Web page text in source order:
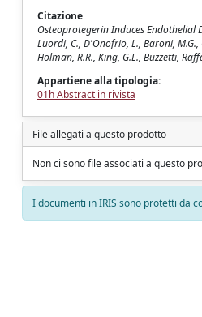
Citazione
Osteoprotegerin Induces Endothelial
Luordi, C., D'Onofrio, L., Baroni, M.G.,
Holman, R.R., King, G.L., Buzzetti,
Appartiene alla tipologia:
01h Abstract in rivista
File allegati a questo prodotto
Non ci sono file associati a questo
I documenti in IRIS sono protetti da